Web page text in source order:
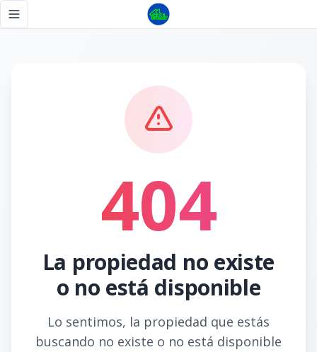
Toggle navigation menu
404
La propiedad no existe
o no está disponible
Lo sentimos, la propiedad que estás
buscando no existe o no está disponible
Página no encontrada - Tu Casa RD